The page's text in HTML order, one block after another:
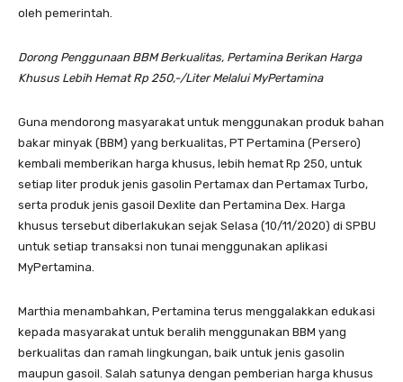
oleh pemerintah.
Dorong Penggunaan BBM Berkualitas, Pertamina Berikan Harga
Khusus Lebih Hemat Rp 250,-/Liter Melalui MyPertamina
Guna mendorong masyarakat untuk menggunakan produk bahan
bakar minyak (BBM) yang berkualitas, PT Pertamina (Persero)
kembali memberikan harga khusus, lebih hemat Rp 250, untuk
setiap liter produk jenis gasolin Pertamax dan Pertamax Turbo,
serta produk jenis gasoil Dexlite dan Pertamina Dex. Harga
khusus tersebut diberlakukan sejak Selasa (10/11/2020) di SPBU
untuk setiap transaksi non tunai menggunakan aplikasi
MyPertamina.
Marthia menambahkan, Pertamina terus menggalakkan edukasi
kepada masyarakat untuk beralih menggunakan BBM yang
berkualitas dan ramah lingkungan, baik untuk jenis gasolin
maupun gasoil. Salah satunya dengan pemberian harga khusus